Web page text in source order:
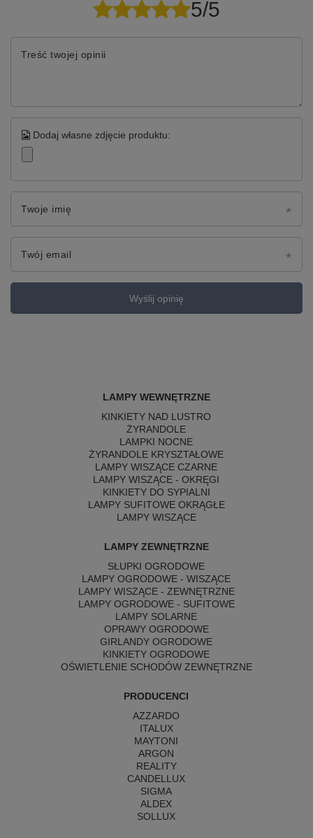
5/5
Treść twojej opinii
Dodaj własne zdjęcie produktu:
Twoje imię
Twój email
Wyślij opinię
LAMPY WEWNĘTRZNE
KINKIETY NAD LUSTRO
ŻYRANDOLE
LAMPKI NOCNE
ŻYRANDOLE KRYSZTAŁOWE
LAMPY WISZĄCE CZARNE
LAMPY WISZĄCE - OKRĘGI
KINKIETY DO SYPIALNI
LAMPY SUFITOWE OKRĄGŁE
LAMPY WISZĄCE
LAMPY ZEWNĘTRZNE
SŁUPKI OGRODOWE
LAMPY OGRODOWE - WISZĄCE
LAMPY WISZĄCE - ZEWNĘTRZNE
LAMPY OGRODOWE - SUFITOWE
LAMPY SOLARNE
OPRAWY OGRODOWE
GIRLANDY OGRODOWE
KINKIETY OGRODOWE
OŚWIETLENIE SCHODÓW ZEWNĘTRZNE
PRODUCENCI
AZZARDO
ITALUX
MAYTONI
ARGON
REALITY
CANDELLUX
SIGMA
ALDEX
SOLLUX